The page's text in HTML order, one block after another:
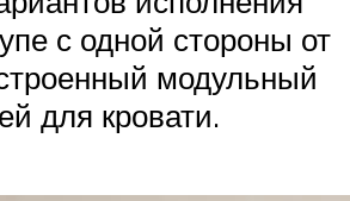
с одной стороны от
модульный
для кровати.